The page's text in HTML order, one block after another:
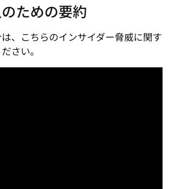
ための要約
、こちらのインサイダー脅威に関す
さい。